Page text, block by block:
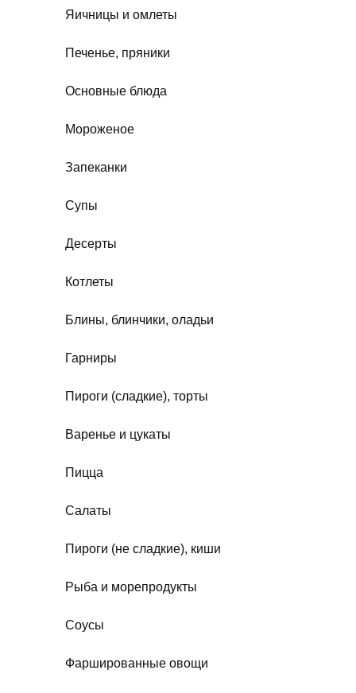
Яичницы и омлеты
Печенье, пряники
Основные блюда
Мороженое
Запеканки
Супы
Десерты
Котлеты
Блины, блинчики, оладьи
Гарниры
Пироги (сладкие), торты
Варенье и цукаты
Пицца
Салаты
Пироги (не сладкие), киши
Рыба и морепродукты
Соусы
Фаршированные овощи